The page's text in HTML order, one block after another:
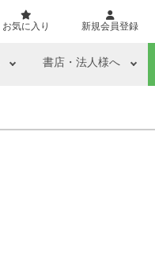
お気に入り 新規会員登録
書店・法人様へ